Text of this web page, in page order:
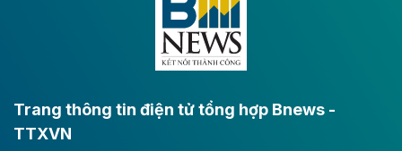
Long Thành
Tổng công ty Cảng hàng không Việt Nam - CTCP
Trang thông tin điện tử tổng hợp Bnews -
TTXVN